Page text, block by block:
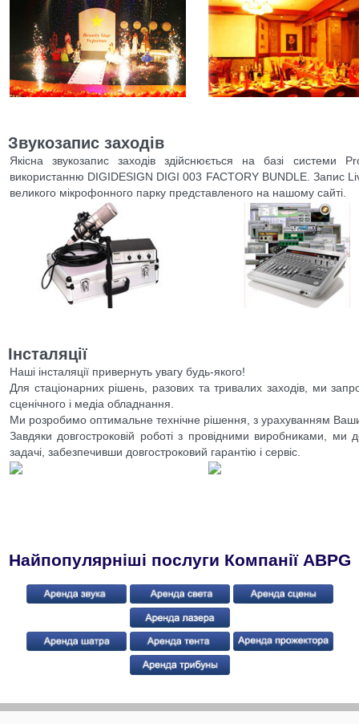
Звукозапис заходів
Якісна звукозапис заходів здійснюється на базі системи
використанню DIGIDESIGN DIGI 003 FACTORY BUNDLE. Запис
великого мікрофонного парку представленого на нашому сайті.
Інсталяції
Наші інсталяції привернуть увагу будь-якого!
Для стаціонарних рішень, разових та тривалих заходів, ми
сценічного і медіа обладнання.
Ми розробимо оптимальне технічне рішення, з урахуванням
Завдяки довгостроковій роботі з провідними виробниками, ми
задачі, забезпечивши довгостроковий гарантію і сервіс.
Найпопулярніші послуги Компанії ABPG